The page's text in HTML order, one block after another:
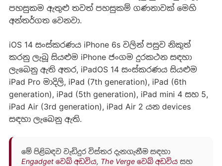
පහසුකම ඇතුළු තවත් පහසුකම් ගණනාවක් මෙහි
අන්තර්ගත වෙනවා.
iOS 14 සංස්කරණය iPhone 6s වලින් පසුව නිකුත්
කරනු ලැබූ සියළුම iPhone ජංගම දුරකථන සඳහා
ලැබෙනු ඇති අතර, iPadOS 14 සංස්කරණය සියළුම
iPad Pro මාදිලි, iPad (7th generation), iPad (6th
generation), iPad (5th generation), iPad mini 4 සහ 5,
iPad Air (3rd generation), iPad Air 2 යන devices
සඳහා ලැබෙනු ඇති.
මේ පිළිබඳව වැඩිදුර විස්තර දැනගැනීම සඳහා
Engadget වෙබ් අඩවිය, The Verge වෙබ් අඩවියසහ